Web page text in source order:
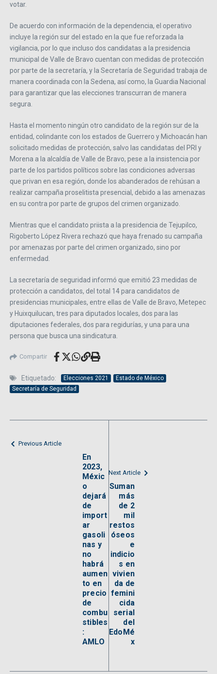
votar.
De acuerdo con información de la dependencia, el operativo
incluye la región sur del estado en la que fue reforzada la
vigilancia, por lo que incluso dos candidatas a la presidencia
municipal de Valle de Bravo cuentan con medidas de protección
por parte de la secretaría, y la Secretaría de Seguridad trabaja de
manera coordinada con la Sedena, así como, la Guardia Nacional
para garantizar que las elecciones transcurran de manera
segura.
Hasta el momento ningún otro candidato de la región sur de la
entidad, colindante con los estados de Guerrero y Michoacán han
solicitado medidas de protección, salvo las candidatas del PRI y
Morena a la alcaldía de Valle de Bravo, pese a la insistencia por
parte de los partidos políticos sobre las condiciones adversas
que privan en esa región, donde los abanderados de rehúsan a
realizar campaña proselitista presencial, debido a las amenazas
en su contra por parte de grupos del crimen organizado.
Mientras que el candidato priista a la presidencia de Tejupilco,
Rigoberto López Rivera rechazó que haya frenado su campaña
por amenazas por parte del crimen organizado, sino por
enfermedad.
La secretaría de seguridad informó que emitió 23 medidas de
protección a candidatos, del total 14 para candidatos de
presidencias municipales, entre ellas de Valle de Bravo, Metepec
y Huixquilucan, tres para diputados locales, dos para las
diputaciones federales, dos para regidurías, y una para una
persona que busca una sindicatura.
Compartir
Etiquetado: Elecciones 2021
Estado de México
Secretaría de Seguridad
Previous Article
En
2023,
Méxic
o
dejará
de
import
ar
gasoli
nas y
no
habrá
aumen
to en
precio
de
combu
stibles
:
AMLO
Next Article
Suman
más
de 2
mil
restos
óseos
e
indicio
s en
vivien
da de
femini
cida
serial
del
EdoMé
x